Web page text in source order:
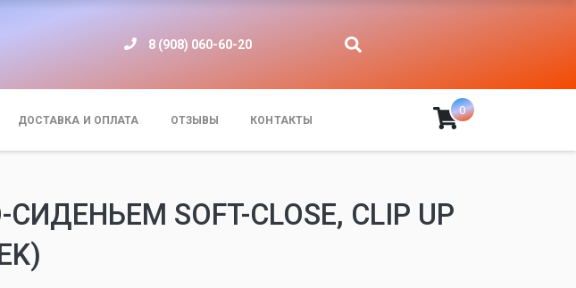
8 (908) 060-60-20
ДОСТАВКА И ОПЛАТА ОТЗЫВЫ КОНТАКТЫ
0
SOFT-CLOSE, CLIP UP